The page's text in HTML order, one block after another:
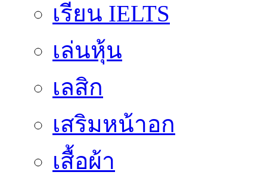
เรียน IELTS
เล่นหุ้น
เลสิก
เสริมหน้าอก
เสื้อผ้า